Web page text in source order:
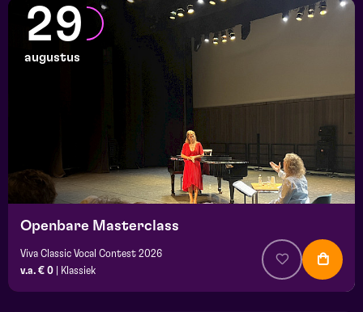
29
augustus
Openbare Masterclass
Viva Classic Vocal Contest 2026
v.a. € 0
Klassiek